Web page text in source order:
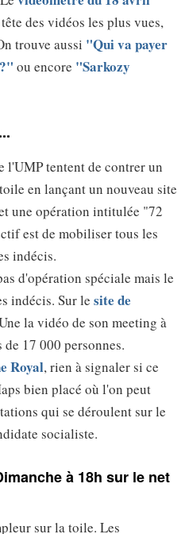
des vidéos les plus vues,
trouve aussi "Qui va payer
ou encore "Sarkozy
l'UMP tentent de contrer un
en lançant un nouveau site
une opération intitulée "72
est de mobiliser tous les
indécis.
d'opération spéciale mais le
indécis. Sur le site de
la vidéo de son meeting à
17 000 personnes.
Royal, rien à signaler si ce
bien placé où l'on peut
qui se déroulent sur le
socialiste.
à 18h sur le net
sur la toile. Les